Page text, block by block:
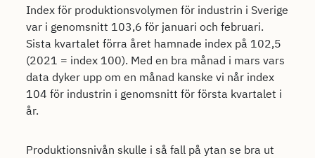
Index för produktionsvolymen för industrin i Sverige
var i genomsnitt 103,6 för januari och februari.
Sista kvartalet förra året hamnade index på 102,5
(2021 = index 100). Med en bra månad i mars vars
data dyker upp om en månad kanske vi når index
104 för industrin i genomsnitt för första kvartalet i
år.
Produktionsnivån skulle i så fall på ytan se bra ut